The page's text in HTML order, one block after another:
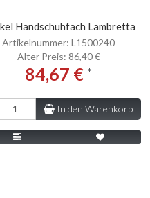
Handschuhfach Lambretta
Artikelnummer: L1500240
Alter Preis:86,40 €
84,67 € *
In den Warenkorb